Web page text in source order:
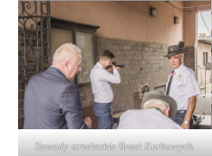
Zawody strzeleckie Braci Kurkowych.